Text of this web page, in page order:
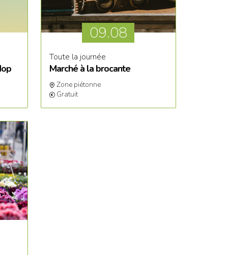
09.08
Toute la journée
Marché à la brocante
Zone piétonne
Gratuit